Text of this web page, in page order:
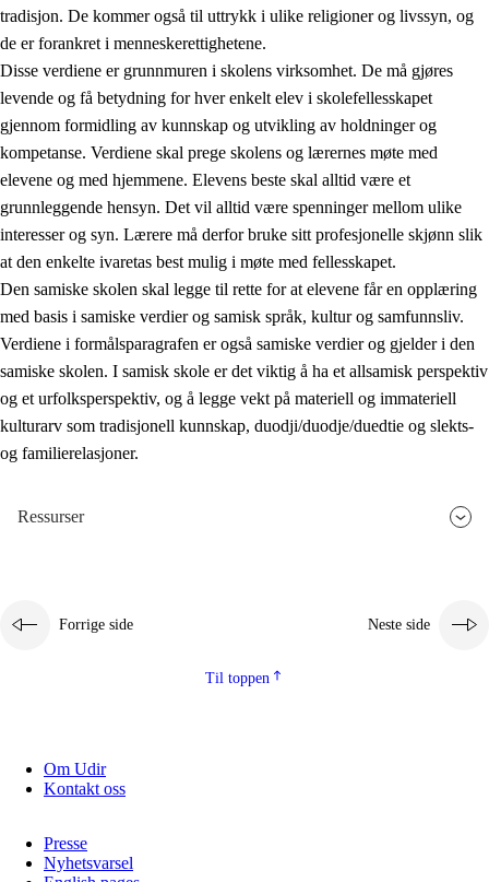
1.1 Menneskeverdet
1.2 Identitet og kulturelt mangfold
1.3 Kritisk tenkning og etisk bevissthet
1.4 Skaperglede, engasjement og utforskertrang
1.5 Respekt for naturen og miljøbevissthet
1.6 Demokrati og medvirkning
tradisjon. De kommer også til uttrykk i ulike religioner og livssyn, og
de er forankret i menneskerettighetene.
Disse verdiene er grunnmuren i skolens virksomhet. De må gjøres
levende og få betydning for hver enkelt elev i skolefellesskapet
gjennom formidling av kunnskap og utvikling av holdninger og
kompetanse. Verdiene skal prege skolens og lærernes møte med
elevene og med hjemmene. Elevens beste skal alltid være et
grunnleggende hensyn. Det vil alltid være spenninger mellom ulike
interesser og syn. Lærere må derfor bruke sitt profesjonelle skjønn slik
at den enkelte ivaretas best mulig i møte med fellesskapet.
Den samiske skolen skal legge til rette for at elevene får en opplæring
med basis i samiske verdier og samisk språk, kultur og samfunnsliv.
Verdiene i formålsparagrafen er også samiske verdier og gjelder i den
samiske skolen. I samisk skole er det viktig å ha et allsamisk perspektiv
og et urfolksperspektiv, og å legge vekt på materiell og immateriell
kulturarv som tradisjonell kunnskap, duodji/duodje/duedtie og slekts-
og familierelasjoner.
Ressurser
Forrige side Neste side
Til toppen
Om Udir
Kontakt oss
Presse
Nyhetsvarsel